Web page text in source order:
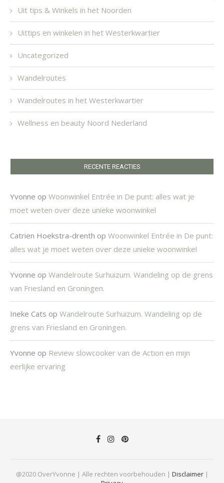
Uit tips & Winkels in het Noorden
Uittips en winkelen in het Westerkwartier
Uncategorized
Wandelroutes
Wandelroutes in het Westerkwartier
Wellness en beauty Noord Nederland
RECENTE REACTIES
Yvonne op Woonwinkel Entrée in De punt: alles wat je
moet weten over deze unieke woonwinkel
Catrien Hoekstra-drenth op Woonwinkel Entrée in De punt:
alles wat je moet weten over deze unieke woonwinkel
Yvonne op Wandelroute Surhuizum. Wandeling op de grens
van Friesland en Groningen.
Ineke Cats op Wandelroute Surhuizum. Wandeling op de
grens van Friesland en Groningen.
Yvonne op Review slowcooker van de Action en mijn
eerlijke ervaring
@2020 OverYvonne | Alle rechten voorbehouden | Disclaimer|